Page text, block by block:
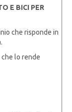
E BICI PER
che risponde in
che lo rende